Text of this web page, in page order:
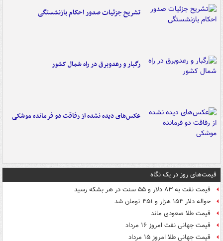
تشریح جزئیات صدور احکام بازنشستگی
رگبار و رعدوبرق در راه شمال کشور
عکس‌های دیده نشده از رفاقت دو فرمانده‌ موشکی
قیمت‌های روز در یک نگاه
قیمت نفت به ۸۳ دلار و ۵۵ سنت در هر بشکه رسید
حواله دلار ۱۵۴ هزار و ۴۵۱ تومان شد
قیمت طلا صعودی ماند
قیمت جهانی نفت امروز ۱۶ مرداد
قیمت جهانی طلا امروز ۱۵ مرداد